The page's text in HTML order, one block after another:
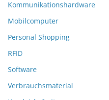
Kommunikationshardware
Mobilcomputer
Personal Shopping
RFID
Software
Verbrauchsmaterial